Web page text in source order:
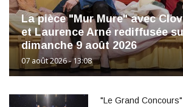
La pièce "Mur Mure" avec
et Laurence Arné rediffusée
dimanche 9 août 2026
07 août 2026 - 13:08
"Le Grand